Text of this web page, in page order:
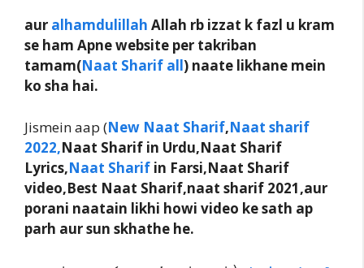
k p
n
k
aur alhamdulillah Allah rb izzat k fazl u kram
se ham Apne website per takriban
tamam(Naat Sharif all) naate likhane mein
ko sha hai.
Jismein aap (New Naat Sharif,Naat sharif
2022,Naat Sharif in Urdu,Naat Sharif
Lyrics,Naat Sharif in Farsi,Naat Sharif
video,Best Naat Sharif,naat sharif 2021,aur
porani naatain likhi howi video ke sath ap
parh aur sun skhathe he.